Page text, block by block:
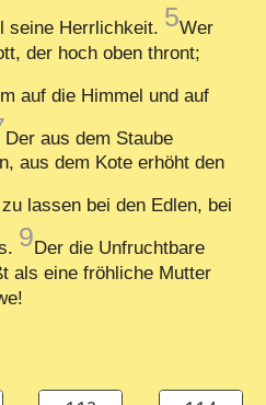
seine Herrlichkeit. 5Wer
der hoch oben thront;
auf die Himmel und auf
Der aus dem Staube
aus dem Kote erhöht den
lassen bei den Edlen, bei
9Der die Unfruchtbare
als eine fröhliche Mutter